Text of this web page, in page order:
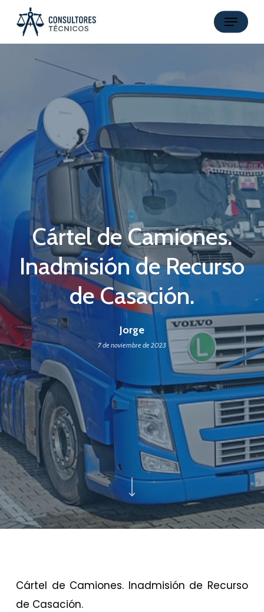
main
content
Menu
Cártel de Camiones.
Inadmisión de Recurso
de Casación.
Jorge
7 de noviembre de 2023
Cártel de Camiones. Inadmisión de Recurso
de Casación.